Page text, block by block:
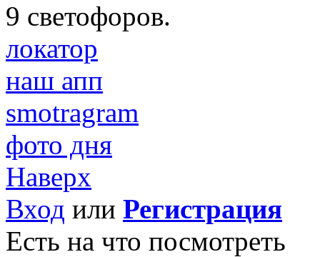
9 светофоров.
локатор
наш апп
smotragram
фото дня
Наверх
Вход или Регистрация
Есть на что посмотреть